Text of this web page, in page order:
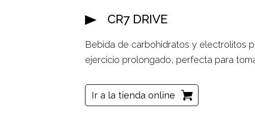
CR7 DRIVE
Bebida de carbohidratos y electrolitos
ejercicio prolongado, perfecta para
Ir a la tienda online